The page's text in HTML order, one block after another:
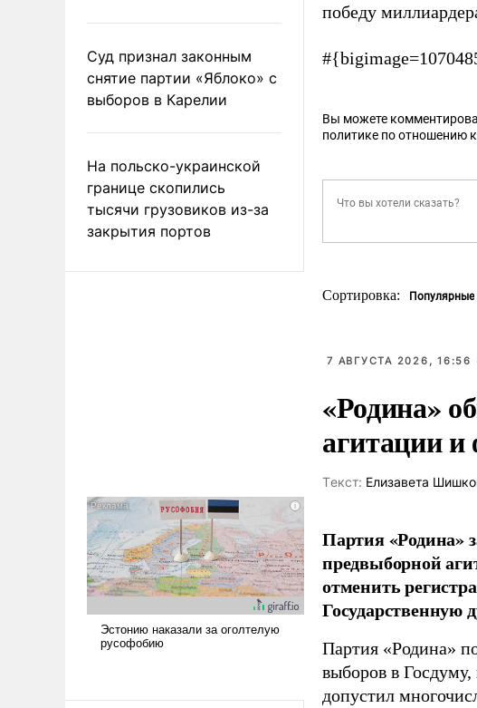
Суд признал законным
снятие партии «Яблоко» с
выборов в Карелии
На польско-украинской
границе скопились
тысячи грузовиков из-за
закрытия портов
победу
Вы можете
политике по отношению
Сортировка:
7 АВГУСТА 2026, 16:56
«Родина»
агитации
Tекст: Елизавета
Партия «Родина»
предвыборной
отменить
Государственную
Партия «Родина»
выборов в Госдуму,
допустил